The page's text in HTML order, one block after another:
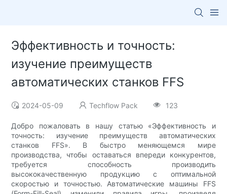
Эффективность и точность:
изучение преимуществ
автоматических станков FFS
2024-05-09 Techflow Pack 123
Добро пожаловать в нашу статью «Эффективность и
точность: изучение преимуществ автоматических
станков FFS». В быстро меняющемся мире
производства, чтобы оставаться впереди конкурентов,
требуется способность производить
высококачественную продукцию с оптимальной
скоростью и точностью. Автоматические машины FFS